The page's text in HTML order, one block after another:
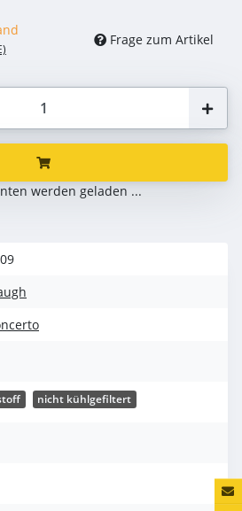
Frage zum Artikel
werden geladen ...
nicht kühlgefiltert